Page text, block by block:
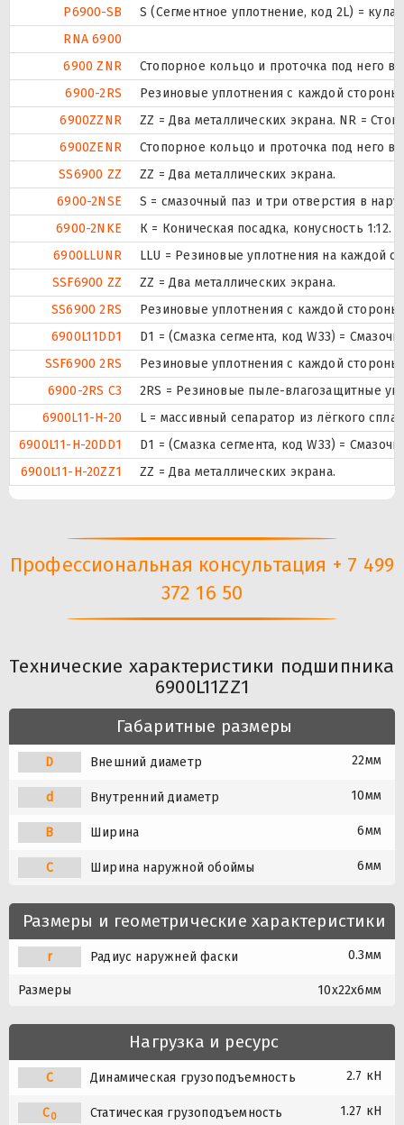
P6900-SB
S (Сегментное уплотнение, код 2L) =
RNA 6900
6900 ZNR
Стопорное кольцо и проточка под него
6900-2RS
Резиновые уплотнения с каждой
6900ZZNR
ZZ = Два металлических экрана. NR =
6900ZENR
Стопорное кольцо и проточка под него
SS6900 ZZ
ZZ = Два металлических экрана.
6900-2NSE
S = смазочный паз и три отверстия в
6900-2NKE
К = Коническая посадка, конусность 1:12.
6900LLUNR
LLU = Резиновые уплотнения на каждой
SSF6900 ZZ
ZZ = Два металлических экрана.
SS6900 2RS
Резиновые уплотнения с каждой
6900L11DD1
D1 = (Смазка сегмента, код W33) =
SSF6900 2RS
Резиновые уплотнения с каждой
6900-2RS C3
2RS = Резиновые пыле-влагозащитные
6900L11-H-20
L = массивный сепаратор из лёгкого
6900L11-H-20DD1
D1 = (Смазка сегмента, код W33) =
6900L11-H-20ZZ1
ZZ = Два металлических экрана.
Профессиональная консультация + 7 499
372 16 50
Технические характеристики подшипника
6900L11ZZ1
Габаритные размеры
D Внешний диаметр 22мм
d Внутренний диаметр 10мм
B Ширина 6мм
C Ширина наружной обоймы 6мм
Размеры и геометрические характеристики
r Радиус наружней фаски 0.3мм
Размеры 10x22x6мм
Нагрузка и ресурс
C Динамическая грузоподъемность 2.7 кН
C0 Статическая грузоподъемность 1.27 кН